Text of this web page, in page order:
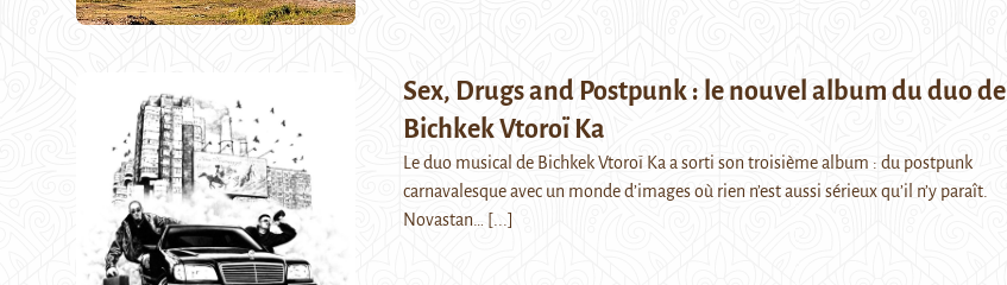
Sex, Drugs and Postpunk : le nouvel album du duo de
Bichkek Vtoroï Ka
Le duo musical de Bichkek Vtoroï Ka a sorti son troisième album : du postpunk
carnavalesque avec un monde d’images où rien n’est aussi sérieux qu’il n’y paraît.
Novastan…
[...]